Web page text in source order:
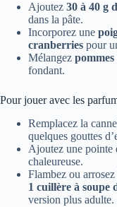
Ajoutez 30 à 40 g
dans la pâte.
Incorporez une
cranberries pour
Mélangez
fondant.
Pour jouer avec les
Remplacez la
quelques gouttes
Ajoutez une pointe
chaleureuse.
Flambez ou
1 cuillère à soupe
version plus adulte.